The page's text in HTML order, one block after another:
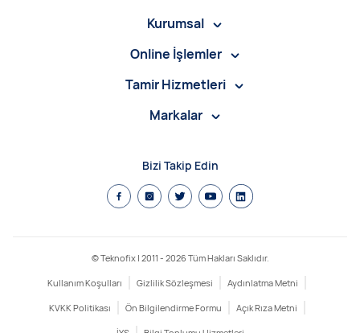
Kurumsal
Online İşlemler
Tamir Hizmetleri
Markalar
Bizi Takip Edin
© Teknofix | 2011 - 2026 Tüm Hakları Saklıdır.
Kullanım Koşulları Gizlilik Sözleşmesi Aydınlatma Metni
KVKK Politikası Ön Bilgilendirme Formu Açık Rıza Metni